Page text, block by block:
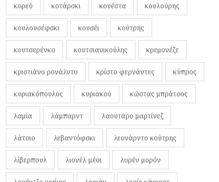
κορεό κοτάρσκι κουέστα κουλούρης
κουλουσέφσκι κουσέι κούτρης
κουτσερένκο κουτσιανικούλης κρεμονέζε
κριστιάνο ρονάλντο κρίστο φερνάντες κύπρος
κυριακόπουλος κυριακού κώστας μπράτσος
λαμία λάμπαρντ λαουτάρο μαρτίνεζ
λάτσιο λεβαντόφσκι λεονάρντο κούτρης
λίβερπουλ λιονέλ μέσι λορέν μορόν